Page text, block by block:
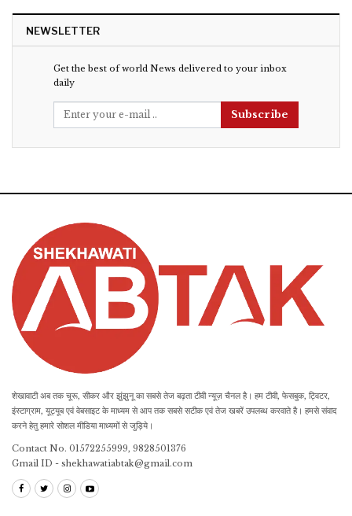
NEWSLETTER
Get the best of world News delivered to your inbox
daily
Subscribe
शेखावाटी अब तक चूरू, सीकर और झुंझुनू का सबसे तेज बढ़ता टीवी न्यूज़ चैनल है। हम टीवी, फेसबुक, ट्विटर,
इंस्टाग्राम, यूट्यूब एवं वेबसाइट के माध्यम से आप तक सबसे सटीक एवं तेज खबरें उपलब्ध करवाते है। हमसे संवाद
करने हेतु हमारे सोशल मीडिया माध्यमों से जुड़िये।
Contact No. 01572255999, 9828501376
Gmail ID - shekhawatiabtak@gmail.com